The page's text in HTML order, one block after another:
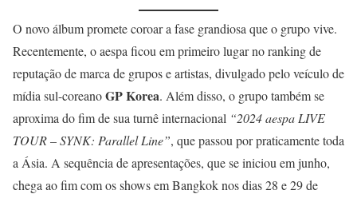
O novo álbum promete coroar a fase grandiosa que o grupo vive.
Recentemente, o aespa ficou em primeiro lugar no ranking de
reputação de marca de grupos e artistas, divulgado pelo veículo de
mídia sul-coreanoGP Korea. Além disso, o grupo também se
aproxima do fim de sua turnê internacional “2024 aespa LIVE
TOUR – SYNK: Parallel Line”, que passou por praticamente toda
a Ásia. A sequência de apresentações, que se iniciou em junho,
chega ao fim com os shows em Bangkok nos dias 28 e 29 de